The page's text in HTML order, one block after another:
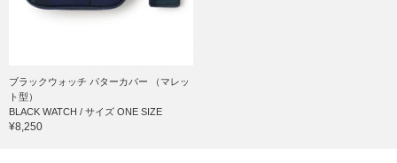
ブラックウォッチ パターカバー （マレッ
ト型）
BLACK WATCH / サイズ ONE SIZE
¥8,250